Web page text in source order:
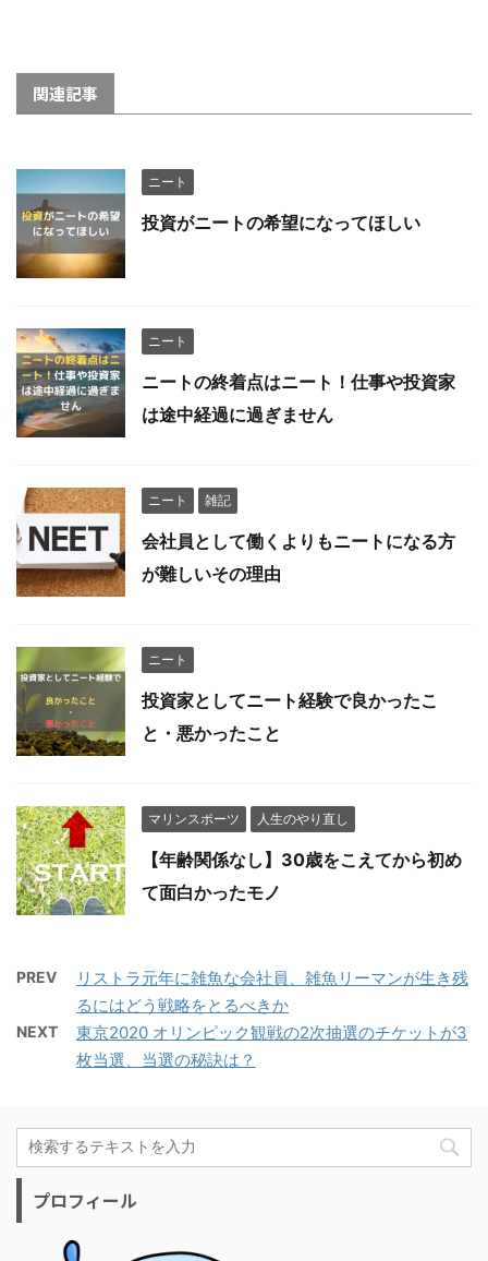
関連記事
ニート
投資がニートの希望になってほしい
ニート
ニートの終着点はニート！仕事や投資家
は途中経過に過ぎません
ニート 雑記
会社員として働くよりもニートになる方
が難しいその理由
ニート
投資家としてニート経験で良かったこ
と・悪かったこと
マリンスポーツ 人生のやり直し
【年齢関係なし】30歳をこえてから初め
て面白かったモノ
PREV
リストラ元年に雑魚な会社員、雑魚リーマンが生き残
るにはどう戦略をとるべきか
NEXT
東京2020 オリンピック観戦の2次抽選のチケットが3
枚当選、当選の秘訣は？
プロフィール